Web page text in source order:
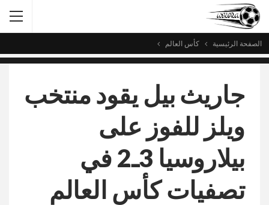
الصفحة الرئيسية كأس العالم
جاريث بيل يقود منتخب
ويلز للفوز على
بيلاروسيا 3ـ2 في
تصفيات كأس العالم